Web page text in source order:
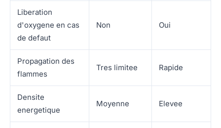
Liberation
d'oxygene en cas
de defaut
Non Oui
Propagation des
flammes
Tres limitee Rapide
Densite
energetique
Moyenne Elevee